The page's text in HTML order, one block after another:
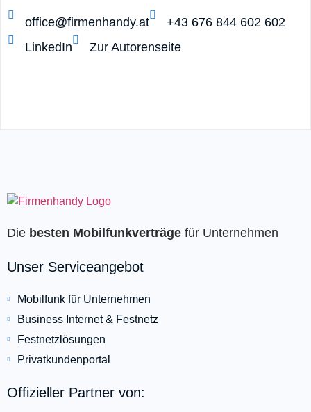
office@firmenhandy.at
+43 676 844 602 602
LinkedIn
Zur Autorenseite
Die besten Mobilfunkverträge für Unternehmen
Unser Serviceangebot
Mobilfunk für Unternehmen
Business Internet & Festnetz
Festnetzlösungen
Privatkundenportal
Offizieller Partner von: